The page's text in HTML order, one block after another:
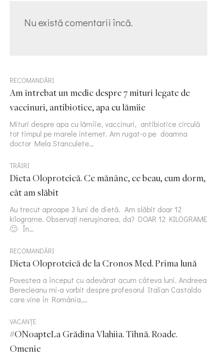
Nu există comentarii încă.
RECOMANDĂRI
Am întrebat un medic despre 7 mituri legate de
vaccinuri, antibiotice, apa cu lămîie
Mituri despre apa cu lămîie, vaccinuri, antibiotice circulă
tot timpul pe marele internet. Am rugat-o pe doamna
doctor Mela Stanculete…
TRĂIRI
Dieta Oloproteică. Ce mănânc, ce beau, cum dorm,
cât am slăbit
Au trecut aproape 3 luni de dietă. Am slăbit doar 12
kilograme. Observați nerușinarea, da? DOAR 12 KILOGRAME
🙂 În…
RECOMANDĂRI
Dieta Oloproteică de la Cronos Med. Prima lună
Povestea a început cu adevărat acum câteva luni. Andreea
Berecleanu mi-a vorbit despre profesorul Italian Castaldo
care vine în România,…
VACANȚE
#ONoapteLa Grădina Vlahiia. Tihnă. Roade.
Omenie